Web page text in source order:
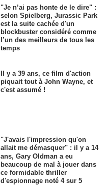
"Je n’ai pas honte de le dire" :
selon Spielberg, Jurassic Park
est la suite cachée d'un
blockbuster considéré comme
l’un des meilleurs de tous les
temps
Il y a 39 ans, ce film d'action
piquait tout à John Wayne, et
c'est assumé !
"J'avais l'impression qu'on
allait me démasquer" : il y a 14
ans, Gary Oldman a eu
beaucoup de mal à jouer dans
ce formidable thriller
d'espionnage noté 4 sur 5